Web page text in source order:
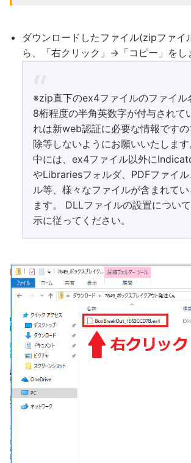
ダウンロードしたファイル(zipファイ
ら、「右クリック」→「コピー」をし
※zip直下のex4ファイルのファイル
8桁程度の半角英数字が付与されて
れは新web認証に必要な情報です
除等しないようにお願いいたしま
中には、ex4ファイル以外に
やLibrariesフォルダ、PDFファイル
ル等、様々なファイルが含まれてい
ます。 DLLファイルの設置につい
示に従ってください。